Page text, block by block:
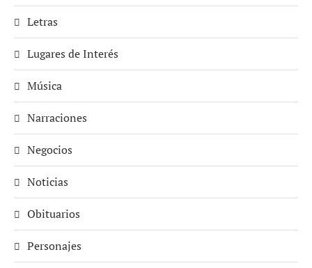
Letras
Lugares de Interés
Música
Narraciones
Negocios
Noticias
Obituarios
Personajes